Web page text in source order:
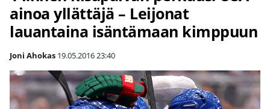
ainoa yllättäjä – Leijonat
lauantaina isäntämaan kimppuun
Joni Ahokas 19.05.201623:40